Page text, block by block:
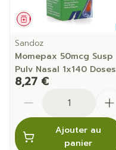
Médicament
Sandoz
Momepax 50mcg Susp
Pulv Nasal 1x140 Doses
8,27 €
Ajouter au
panier